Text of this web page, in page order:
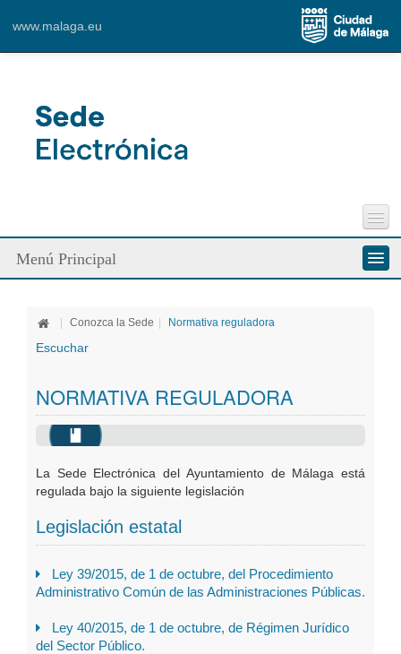
www.malaga.eu
Perfil del Contratante
Incidencias Vía Pública
Menú Principal
Ciudadanos
Oficinas Virtuales
Publicaciones
Conozca la Sede Normativa reguladora
Escuchar
NORMATIVA REGULADORA
La Sede Electrónica del Ayuntamiento de Málaga está
regulada bajo la siguiente legislación
Legislación estatal
Ley 39/2015, de 1 de octubre, del Procedimiento
Administrativo Común de las Administraciones Públicas.
Ley 40/2015, de 1 de octubre, de Régimen Jurídico
del Sector Público.